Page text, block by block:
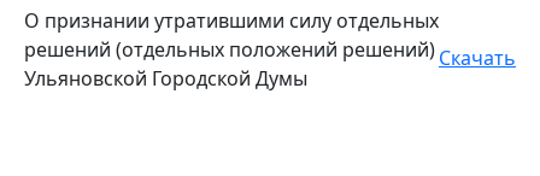
О признании утратившими силу отдельных
решений (отдельных положений решений)
Ульяновской Городской Думы
Скачать